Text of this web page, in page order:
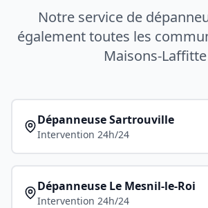
Notre service de
également toutes les
Maisons-Laffitte
DépanneuseSartrouville
Intervention 24h/24
Dépanneuse Le Mesnil-le-Roi
Intervention 24h/24